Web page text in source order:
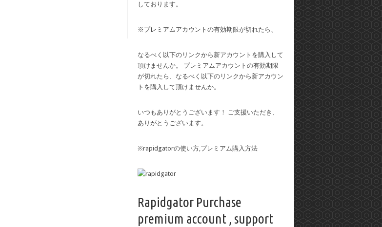
しております。
※プレミアムアカウントの有効期限が切れたら、
なるべく以下のリンクから新アカウントを購入して
頂けませんか。 プレミアムアカウントの有効期限
が切れたら、なるべく以下のリンクから新アカウン
トを購入して頂けませんか。
いつもありがとうございます！ ご支援いただき、
ありがとうございます。
※rapidgatorの使い方,プレミアム購入方法
Rapidgator Purchase
premium account , support